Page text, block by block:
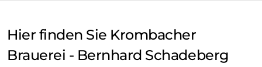
Hier finden Sie Krombacher
Brauerei - Bernhard Schadeberg